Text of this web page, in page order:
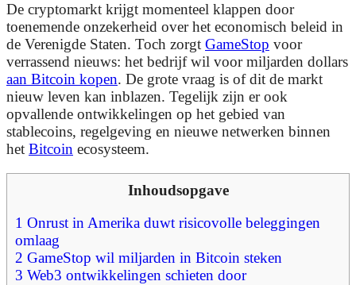
De cryptomarkt krijgt momenteel klappen door
toenemende onzekerheid over het economisch beleid in
de Verenigde Staten. Toch zorgt GameStop voor
verrassend nieuws: het bedrijf wil voor miljarden dollars
aan Bitcoin kopen. De grote vraag is of dit de markt
nieuw leven kan inblazen. Tegelijk zijn er ook
opvallende ontwikkelingen op het gebied van
stablecoins, regelgeving en nieuwe netwerken binnen
het Bitcoin ecosysteem.
Inhoudsopgave
1 Onrust in Amerika duwt risicovolle beleggingen
omlaag
2 GameStop wil miljarden in Bitcoin steken
3 Web3 ontwikkelingen schieten door